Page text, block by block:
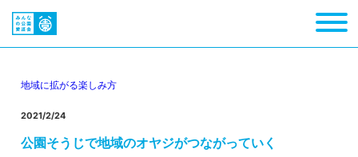
地域に拡がる楽しみ方
2021/2/24
公園そうじで地域のオヤジがつながっていく